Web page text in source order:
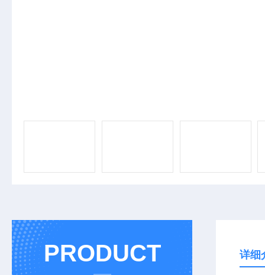
PRODUCT 详细